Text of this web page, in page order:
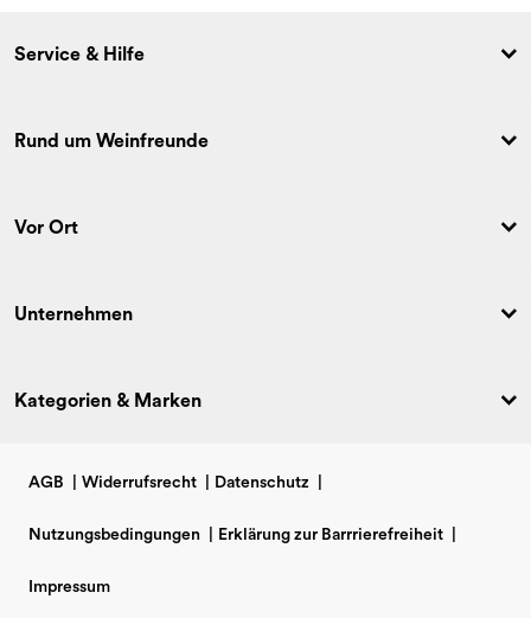
Service & Hilfe
Rund um Weinfreunde
Vor Ort
Unternehmen
Kategorien & Marken
AGB Widerrufsrecht Datenschutz
Nutzungsbedingungen Erklärung zur Barrrierefreiheit
Impressum